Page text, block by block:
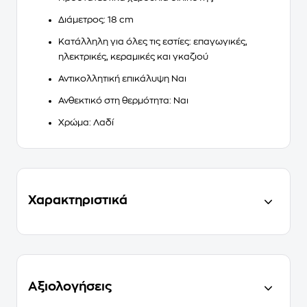
Διάμετρος: 18 cm
Κατάλληλη για όλες τις εστίες: επαγωγικές,
ηλεκτρικές, κεραμικές και γκαζιού
Αντικολλητική επικάλυψη Ναι
Ανθεκτικό στη θερμότητα: Ναι
Χρώμα: Λαδί
Χαρακτηριστικά
Αξιολογήσεις